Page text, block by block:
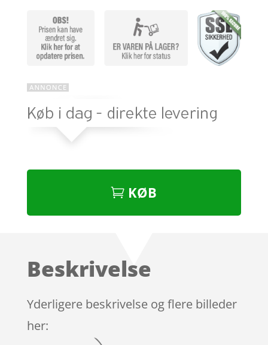
KØB
Beskrivelse
Yderligere beskrivelse og flere billeder
her: